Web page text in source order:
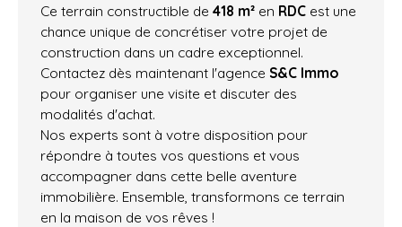
Ce terrain constructible de 418 m² en RDC est une
chance unique de concrétiser votre projet de
construction dans un cadre exceptionnel.
Contactez dès maintenant l'agence S&C Immo
pour organiser une visite et discuter des
modalités d'achat.
Nos experts sont à votre disposition pour
répondre à toutes vos questions et vous
accompagner dans cette belle aventure
immobilière. Ensemble, transformons ce terrain
en la maison de vos rêves !